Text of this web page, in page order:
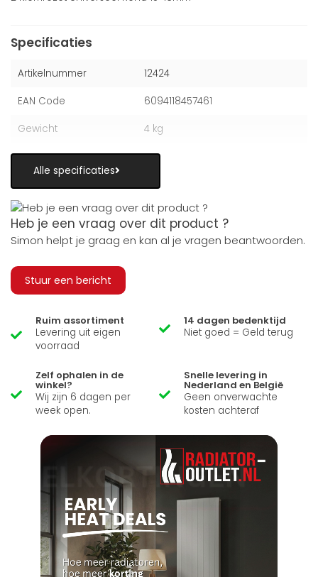
Specificaties
Artikelnummer 12424
EAN Code 6094118457461
Gewicht 4 kg
Alle specificaties
Heb je een vraag over dit product ?
Simon helpt je graag en kan al je vragen beantwoorden.
Stuur een bericht
Ruim assortiment
Levering uit eigen
voorraad
14 dagen bedenktijd
Niet goed = Geld terug
Zelf ophalen in de
winkel?
Wij zijn 6 dagen per
week open.
Snelle levering in
Nederland en België
Geen onverwachte
kosten achteraf